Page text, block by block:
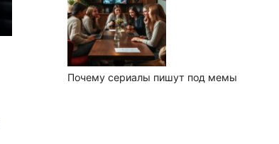
Почему сериалы пишут под мемы